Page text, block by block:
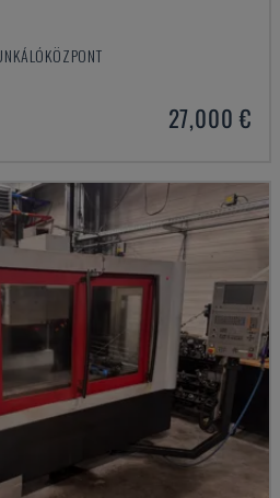
27,000 €